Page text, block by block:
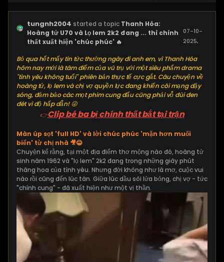
tungnh2004 started a topic Thanh Hóa:
Hoàng tử U70 và Lọ lem 2k2 đang ... thì chính
thất xuất hiện 'chúc phúc' 🔥
07-10-
2025,
Bỏ qua hết mấy tin tức thường ngày đi anh em, vì Thanh Hóa
hôm nay mới là tâm điểm của vũ trụ với một siêu phẩm drama
"tình yêu không tuổi" phiên bản thực tế cực gắt. Câu chuyện về
hoàng tử, lọ lem và chị vợ quyền lực đang khiến cõi mạng dậy
sóng, đảm bảo các mọt phim cung đấu cũng phải vỗ đùi đen
đét vì độ hấp dẫn! 😜
👉Clip bé ba bị chính thất bắt tại trận
Màn úp sọt 'full HD' và lời chúc phúc 'mặn hơn muối
biển' từ chị nhà 🎥😂
Chuyện kể rằng, tại một địa điểm thơ mộng nào đó, hoàng tử
sinh năm 1962 và "lọ lem" 2k2 đang trong những giây phút
thăng hoa của tình yêu. Nhưng đời không như là mơ, cuộc vui
nào rồi cũng đến lúc tàn. Giữa lúc dầu sôi lửa bỏng, chị vợ - tức
"chính cung" - đã xuất hiện như một vị thần.